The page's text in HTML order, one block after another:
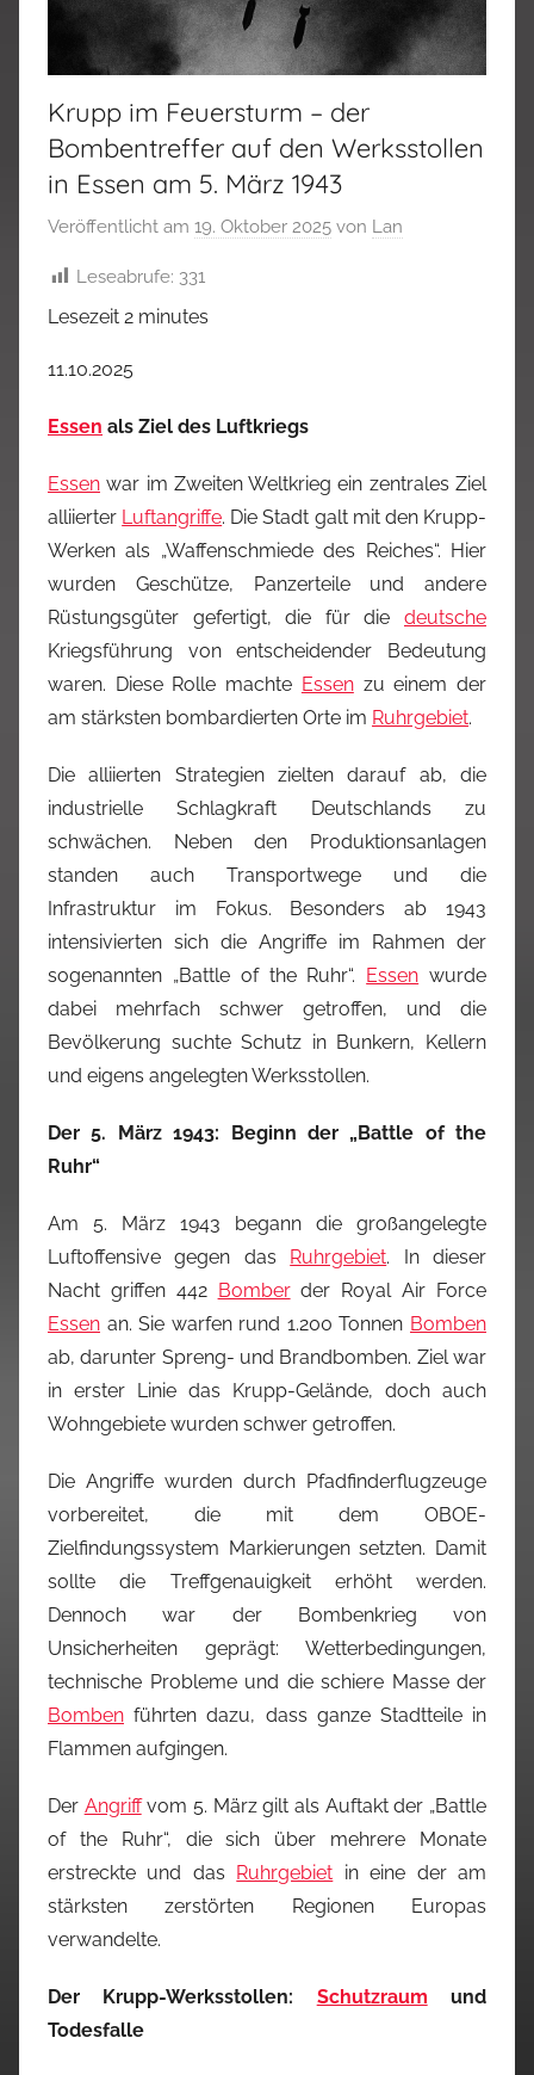
Krupp im Feuersturm – der
Bombentreffer auf den Werksstollen
in Essen am 5. März 1943
Veröffentlicht am 19. Oktober 2025 von Lan
Leseabrufe: 331
Lesezeit 2 minutes
11.10.2025
Essen als Ziel des Luftkriegs
Essen war im Zweiten Weltkrieg ein zentrales Ziel
alliierter Luftangriffe. Die Stadt galt mit den Krupp-
Werken als „Waffenschmiede des Reiches“. Hier
wurden Geschütze, Panzerteile und andere
Rüstungsgüter gefertigt, die für die deutsche
Kriegsführung von entscheidender Bedeutung
waren. Diese Rolle machte Essenzu einem der
am stärksten bombardierten Orte im Ruhrgebiet.
Die alliierten Strategien zielten darauf ab, die
industrielle Schlagkraft Deutschlands zu
schwächen. Neben den Produktionsanlagen
standen auch Transportwege und die
Infrastruktur im Fokus. Besonders ab 1943
intensivierten sich die Angriffe im Rahmen der
sogenannten „Battle of the Ruhr“. Essen wurde
dabei mehrfach schwer getroffen, und die
Bevölkerung suchte Schutz in Bunkern, Kellern
und eigens angelegten Werksstollen.
Der 5. März 1943: Beginn der „Battle of the
Ruhr“
Am 5. März 1943 begann die großangelegte
Luftoffensive gegen das Ruhrgebiet. In dieser
Nacht griffen 442 Bomberder Royal Air Force
Essen an. Sie warfen rund 1.200 Tonnen Bomben
ab, darunter Spreng- und Brandbomben. Ziel war
in erster Linie das Krupp-Gelände, doch auch
Wohngebiete wurden schwer getroffen.
Die Angriffe wurden durch Pfadfinderflugzeuge
vorbereitet, die mit dem OBOE-
Zielfindungssystem Markierungen setzten. Damit
sollte die Treffgenauigkeit erhöht werden.
Dennoch war der Bombenkrieg von
Unsicherheiten geprägt: Wetterbedingungen,
technische Probleme und die schiere Masse der
Bomben führten dazu, dass ganze Stadtteile in
Flammen aufgingen.
Der Angriffvom 5. März gilt als Auftakt der „Battle
of the Ruhr“, die sich über mehrere Monate
erstreckte und das Ruhrgebiet in eine der am
stärksten zerstörten Regionen Europas
verwandelte.
Der Krupp-Werksstollen: Schutzraum und
Todesfalle